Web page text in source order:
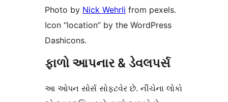
Photo by Nick Wehrli from pexels.
Icon “location” by the WordPress
Dashicons.
ફાળો આપનાર & ડેવલપર્સ
આ ઓપન સોર્સ સોફ્ટવેર છે. નીચેના લોકો